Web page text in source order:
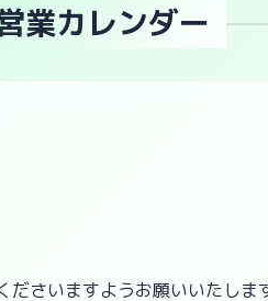
業カレンダー
さいますようお願いいたしま